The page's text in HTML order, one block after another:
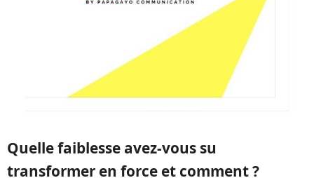
Quelle faiblesse avez-vous su
transformer en force et comment ?